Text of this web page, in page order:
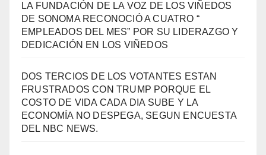
LA FUNDACIÓN DE LA VOZ DE LOS VIÑEDOS
DE SONOMA RECONOCIÓ A CUATRO “
EMPLEADOS DEL MES” POR SU LIDERAZGO Y
DEDICACIÓN EN LOS VIÑEDOS
DOS TERCIOS DE LOS VOTANTES ESTAN
FRUSTRADOS CON TRUMP PORQUE EL
COSTO DE VIDA CADA DIA SUBE Y LA
ECONOMÍA NO DESPEGA, SEGUN ENCUESTA
DEL NBC NEWS.